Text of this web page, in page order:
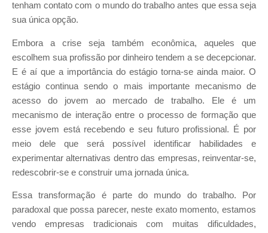
tenham contato com o mundo do trabalho antes que essa seja
sua única opção.
Embora a crise seja também econômica, aqueles que
escolhem sua profissão por dinheiro tendem a se decepcionar.
E é aí que a importância do estágio torna-se ainda maior. O
estágio continua sendo o mais importante mecanismo de
acesso do jovem ao mercado de trabalho. Ele é um
mecanismo de interação entre o processo de formação que
esse jovem está recebendo e seu futuro profissional. É por
meio dele que será possível identificar habilidades e
experimentar alternativas dentro das empresas, reinventar-se,
redescobrir-se e construir uma jornada única.
Essa transformação é parte do mundo do trabalho. Por
paradoxal que possa parecer, neste exato momento, estamos
vendo empresas tradicionais com muitas dificuldades,